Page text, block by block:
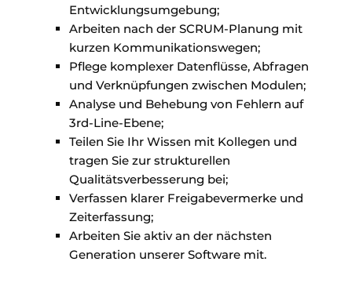
Entwicklungsumgebung;
Arbeiten nach der SCRUM-Planung mit
kurzen Kommunikationswegen;
Pflege komplexer Datenflüsse, Abfragen
und Verknüpfungen zwischen Modulen;
Analyse und Behebung von Fehlern auf
3rd-Line-Ebene;
Teilen Sie Ihr Wissen mit Kollegen und
tragen Sie zur strukturellen
Qualitätsverbesserung bei;
Verfassen klarer Freigabevermerke und
Zeiterfassung;
Arbeiten Sie aktiv an der nächsten
Generation unserer Software mit.